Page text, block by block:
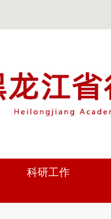
科研工作